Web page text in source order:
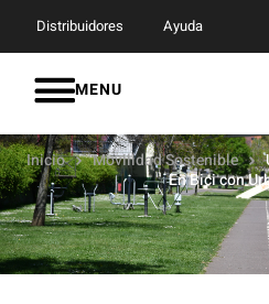
Distribuidores Ayuda
MENU
Inicio Movilidad Sostenible
En Bici con